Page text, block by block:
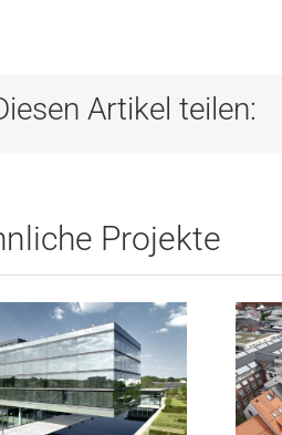
Artikel teilen:
Projekte
MHK
Dreieich